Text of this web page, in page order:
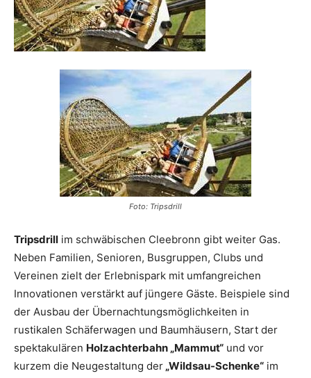
Reiseempfehlungen.
Foto: Tripsdrill
Tripsdrill im schwäbischen Cleebronn gibt weiter Gas.
Neben Familien, Senioren, Busgruppen, Clubs und
Vereinen zielt der Erlebnispark mit umfangreichen
Innovationen verstärkt auf jüngere Gäste. Beispiele sind
der Ausbau der Übernachtungsmöglichkeiten in
rustikalen Schäferwagen und Baumhäusern, Start der
spektakulären Holzachterbahn „Mammut“ und vor
kurzem die Neugestaltung der „Wildsau-Schenke“ im